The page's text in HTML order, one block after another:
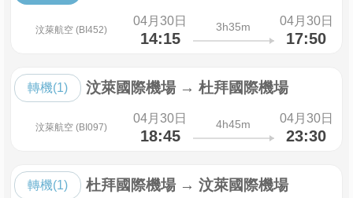
汶萊航空 (BI452)
04月30日
14:15
3h35m 04月30日
17:50
轉機(1) 汶萊國際機場 → 杜拜國際機場
汶萊航空 (BI097)
04月30日
18:45
4h45m 04月30日
23:30
轉機(1) 杜拜國際機場 → 汶萊國際機場